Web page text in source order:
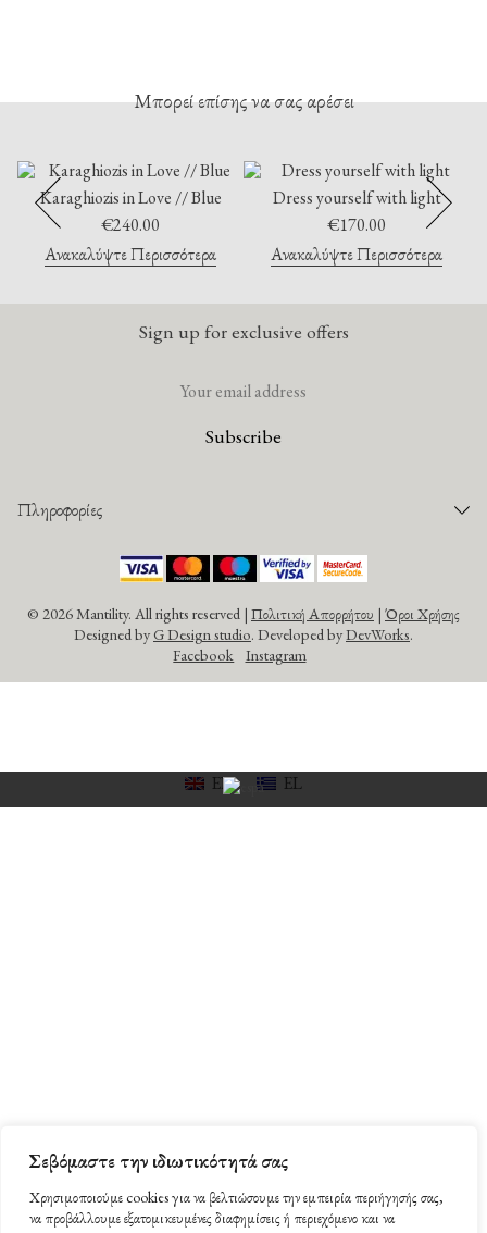
Σεβόμαστε την ιδιωτικότητά σας
Χρησιμοποιούμε cookies για να βελτιώσουμε την εμπειρία περιήγησής σας,
να προβάλλουμε εξατομικευμένες διαφημίσεις ή περιεχόμενο και να
Μπορεί επίσης να σας αρέσει
Karaghiozis in Love // Blue
€240.00
Ανακαλύψτε Περισσότερα
Dress yourself with light
€170.00
Ανακαλύψτε Περισσότερα
Sign up for exclusive offers
Πληροφορίες
Παραγγελίες
Τρόποι Αποστολής
Παρακολούθηση Παραγγελίας
Εξατομίκευση
© 2026 Mantility. All rights reserved | Πολιτική Απορρήτου | Όροι Χρήσης
Designed byG Design studio. Developed byDevWorks.
Facebook Instagram
EN EL